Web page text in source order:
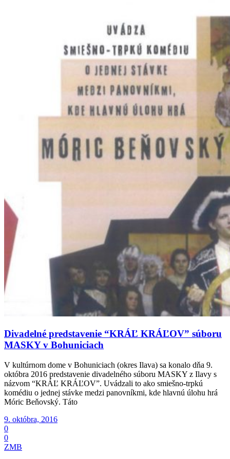
Divadelné predstavenie “KRÁĽ KRÁĽOV” súboru
MASKY v Bohuniciach
V kultúrnom dome v Bohuniciach (okres Ilava) sa konalo dňa 9.
októbra 2016 predstavenie divadelného súboru MASKY z Ilavy s
názvom “KRÁĽ KRÁĽOV”. Uvádzali to ako smiešno-trpkú
komédiu o jednej stávke medzi panovníkmi, kde hlavnú úlohu hrá
Móric Beňovský. Táto
9. októbra, 2016
0
0
ZMB